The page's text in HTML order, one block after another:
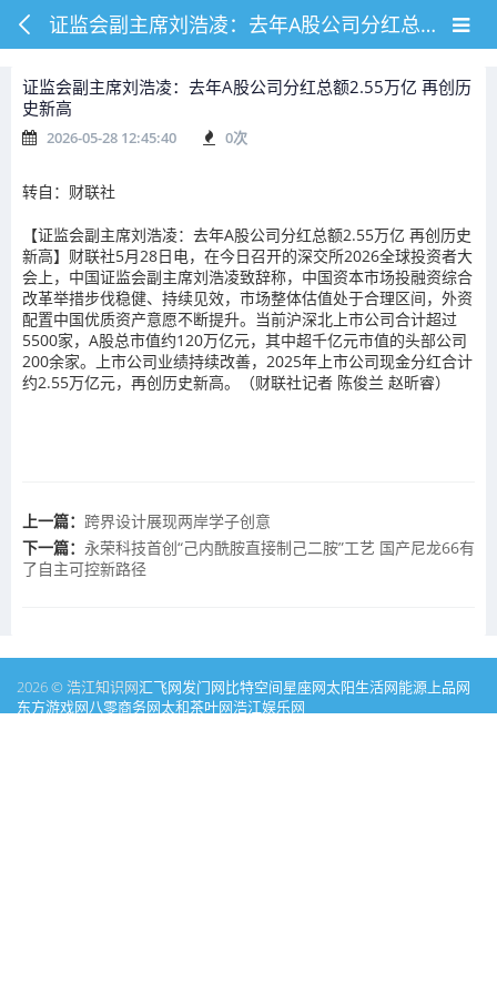
证监会副主席刘浩凌：去年A股公司分红总额2.55万亿 再创历史新高
证监会副主席刘浩凌：去年A股公司分红总额2.55万亿 再创历
史新高
2026-05-28 12:45:40 0次
转自：财联社
【证监会副主席刘浩凌：去年A股公司分红总额2.55万亿 再创历史
新高】财联社5月28日电，在今日召开的深交所2026全球投资者大
会上，中国证监会副主席刘浩凌致辞称，中国资本市场投融资综合
改革举措步伐稳健、持续见效，市场整体估值处于合理区间，外资
配置中国优质资产意愿不断提升。当前沪深北上市公司合计超过
5500家，A股总市值约120万亿元，其中超千亿元市值的头部公司
200余家。上市公司业绩持续改善，2025年上市公司现金分红合计
约2.55万亿元，再创历史新高。（财联社记者 陈俊兰 赵昕睿）
上一篇： 跨界设计展现两岸学子创意
下一篇： 永荣科技首创“己内酰胺直接制己二胺”工艺 国产尼龙66有
了自主可控新路径
2026 © 浩江知识网汇飞网发门网比特空间星座网太阳生活网能源 上品网
东方游戏网八零商务网太和茶叶网浩江娱乐网